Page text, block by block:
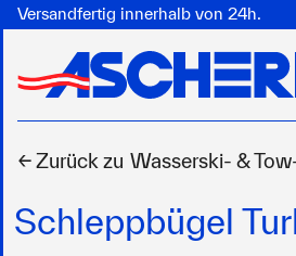
Versandfertig innerhalb von 24h.
← Zurück zu Wasserski- &
Schleppbügel